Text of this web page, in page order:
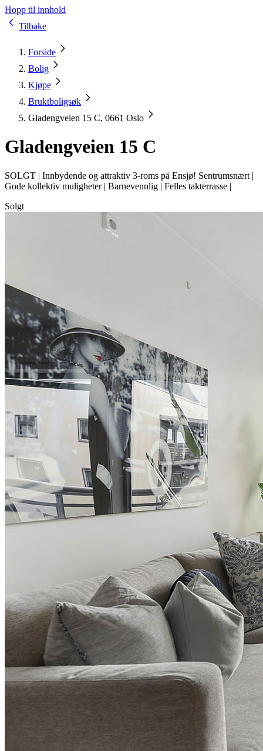
Hopp til innhold
Tilbake
Forside
Bolig
Kjøpe
Bruktboligsøk
Gladengveien 15 C, 0661 Oslo
Gladengveien 15 C
SOLGT | Innbydende og attraktiv 3-roms på Ensjø! Sentrumsnært |
Gode kollektiv muligheter | Barnevennlig | Felles takterrasse |
Solgt